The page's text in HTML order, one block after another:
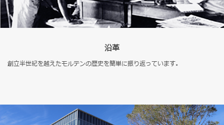
沿革
創立半世紀を越えたモルテンの歴史を簡単に振り返っています。